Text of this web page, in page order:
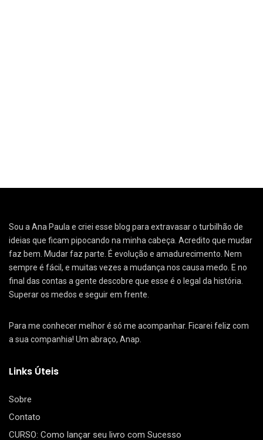
Sou a Ana Paula e criei esse blog para extravasar o turbilhão de
ideias que ficam pipocando na minha cabeça. Acredito que mudar
faz bem. Mudar faz parte. É evolução e amadurecimento. Nem
sempre é fácil, e muitas vezes a mudança nos causa medo. E no
final das contas a gente descobre que esse é o legal da história.
Superar os medos e seguir em frente.
Para me conhecer melhor é só me acompanhar. Ficarei feliz com
a sua companhia! Um abraço, Anap.
Links Úteis
Sobre
Contato
CURSO: Como lançar seu livro com Sucesso